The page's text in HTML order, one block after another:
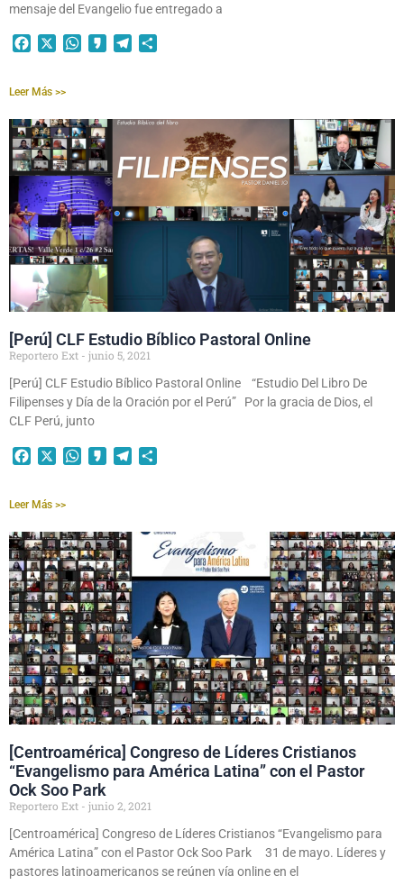
mensaje del Evangelio fue entregado a
FacebookWhatsApp
KakaoTelegram
Leer Más >>
[Perú] CLF Estudio Bíblico Pastoral Online
Reportero Ext
junio 5, 2021
[Perú] CLF Estudio Bíblico Pastoral Online “Estudio Del Libro De
Filipenses y Día de la Oración por el Perú” Por la gracia de Dios, el
CLF Perú, junto
FacebookWhatsApp
KakaoTelegram
Leer Más >>
[Centroamérica] Congreso de Líderes Cristianos
“Evangelismo para América Latina” con el Pastor
Ock Soo Park
Reportero Ext
junio 2, 2021
[Centroamérica] Congreso de Líderes Cristianos “Evangelismo para
América Latina” con el Pastor Ock Soo Park 31 de mayo. Líderes y
pastores latinoamericanos se reúnen vía online en el